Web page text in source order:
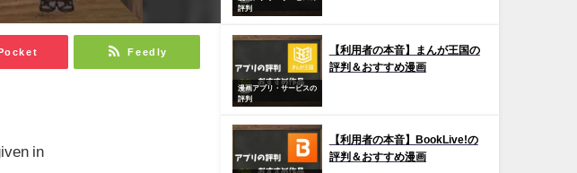
Feedly
in
評判
漫画アプリ・サービスの
評判
【利用者の本音】まんが王国の
評判＆おすすめ漫画
【利用者の本音】BookLive!の
評判＆おすすめ漫画